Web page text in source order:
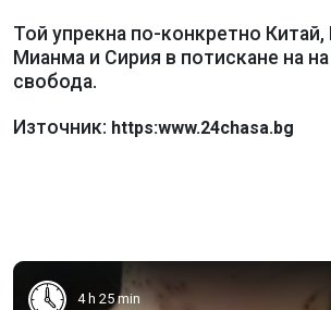
Той упрекна по-конкретно Китай,
Мианма и Сирия в потискане на
свобода.
Източник: https:www.24chasa.bg
4 h 25 min